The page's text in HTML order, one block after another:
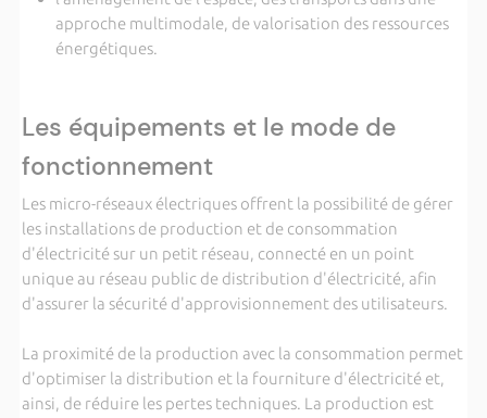
approche multimodale, de valorisation des ressources
énergétiques.
Les équipements et le mode de
fonctionnement
Les micro-réseaux électriques offrent la possibilité de gérer
les installations de production et de consommation
d'électricité sur un petit réseau, connecté en un point
unique au réseau public de distribution d'électricité, afin
d'assurer la sécurité d'approvisionnement des utilisateurs.
La proximité de la production avec la consommation permet
d'optimiser la distribution et la fourniture d'électricité et,
ainsi, de réduire les pertes techniques. La production est